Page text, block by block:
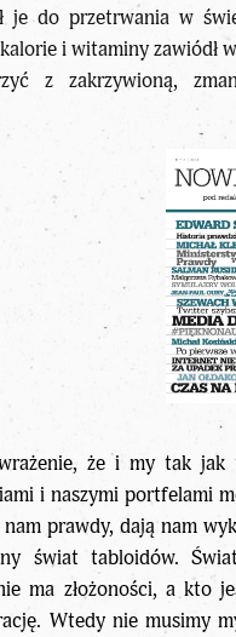
je do przetrwania w
i witaminy zawiódł
z zakrzywioną,
że i my tak jak
i naszymi portfelami
prawdy, dają nam
świat tabloidów.
ma złożoności, a kto
Wtedy nie musimy